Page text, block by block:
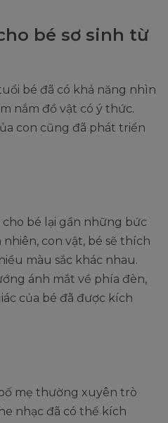
bé sơ sinh từ
bé đã có khả năng nhìn
nắm đồ vật có ý thức.
con cũng đã phát triển
cho bé lại gần những bức
con vật, bé sẽ thích
màu sắc khác nhau.
ánh mắt về phía đèn,
của bé đã được kích
mẹ thường xuyên trò
nhạc đã có thể kích